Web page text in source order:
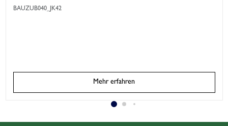
BAUZUB040_JK42
Mehr erfahren